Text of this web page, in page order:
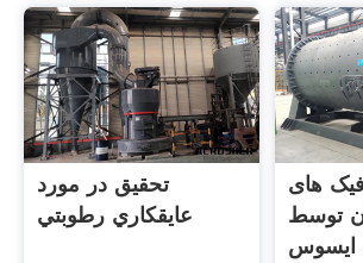
تحقیق در مورد
عايقكاري رطوبتي
های
توسط